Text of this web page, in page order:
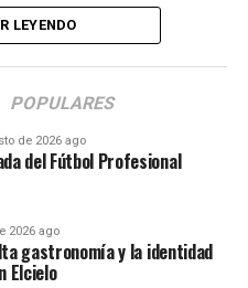
música y otras
cinco fincas
estarán abiertas al
recorrer los espacios
cultivan sus flores,
durante todo el año y
se preparan para llevar
culturales más
LEYENDO
POPULARES
de 2026 ago
del Fútbol Profesional
2026 ago
gastronomía y la identidad
Elcielo